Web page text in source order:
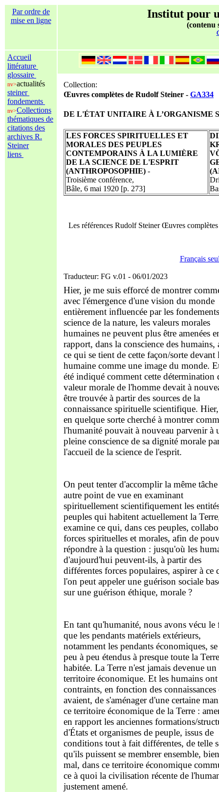
Par ordre de
mise en ligne
Institut pour
(contenu
Accueil
littérature
glossaire
nv>actualités
steiner
fondements
nv>Collections
thématiques de
citations des
archives R.
Steiner
liens
Collection:
Œuvres complètes de Rudolf Steiner - GA334
DE L'ÉTAT UNITAIRE À L’ORGANISME
LES FORCES SPIRITUELLES ET
MORALES DES PEUPLES
CONTEMPORAINS À LA LUMIÈRE
DE LA SCIENCE DE L'ESPRIT
(ANTHROPOSOPHIE) -
Troisième conférence,
Bâle, 6 mai 1920 [p. 273]
Les références Rudolf Steiner Œuvres
Français
Traducteur: FG v.01 - 06/01/2023
Hier, je me suis efforcé de montrer
avec l'émergence d'une vision du monde
entièrement influencée par les
science de la nature, les valeurs morales
humaines ne peuvent plus être amenées
rapport, dans la conscience des humains,
ce qui se tient de cette façon/sorte devant
humaine comme une image du monde.
été indiqué comment cette détermination
valeur morale de l'homme devait à
être trouvée à partir des sources de la
connaissance spirituelle scientifique.
en quelque sorte cherché à montrer
l'humanité pouvait à nouveau parvenir à
pleine conscience de sa dignité morale
l'accueil de la science de l'esprit.
On peut tenter d'accomplir la même
autre point de vue en examinant
spirituellement scientifiquement les
peuples qui habitent actuellement la
examine ce qui, dans ces peuples,
forces spirituelles et morales, afin de
répondre à la question : jusqu'où les
d'aujourd'hui peuvent-ils, à partir des
différentes forces populaires, aspirer à ce
l'on peut appeler une guérison sociale
sur une guérison éthique, morale ?
En tant qu'humanité, nous avons vécu le
que les pendants matériels extérieurs,
notamment les pendants économiques,
peu à peu étendus à presque toute la Terre
habitée. La Terre n'est jamais devenue un
territoire économique. Et les humains ont
contraints, en fonction des
avaient, de s'aménager d'une certaine
ce territoire économique de la Terre :
en rapport les anciennes formations/
d'États et organismes de peuple, issus de
conditions tout à fait différentes, de telle
qu'ils puissent se membrer ensemble,
mal, dans ce territoire économique
ce à quoi la civilisation récente de
justement amené.